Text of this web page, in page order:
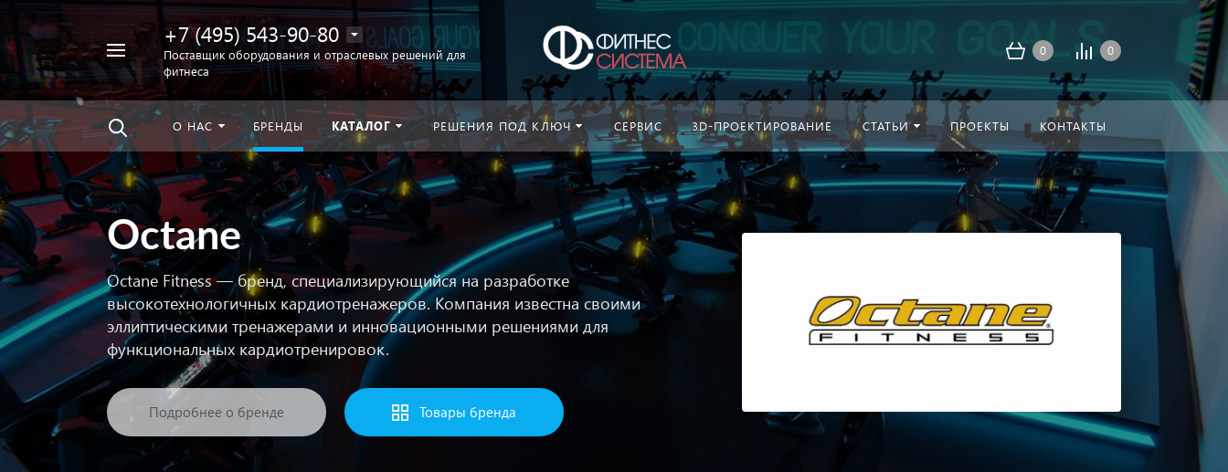
вездеНайти
Например,
беговая
дорожка
+7 (495) 543-90-80
Поставщик оборудования и отраслевых решений для
фитнеса
0 0
О НАС БРЕНДЫ КАТАЛОГ РЕШЕНИЯ ПОД КЛЮЧ СЕРВИС 3D-ПРОЕКТИРОВАНИЕ СТАТЬИ ПРОЕКТЫ КОНТАКТЫ
Octane
Octane Fitness — бренд, специализирующийся на разработке
высокотехнологичных кардиотренажеров. Компания известна своими
эллиптическими тренажерами и инновационными решениями для
функциональных кардиотренировок.
Подробнее о бренде Товары бренда